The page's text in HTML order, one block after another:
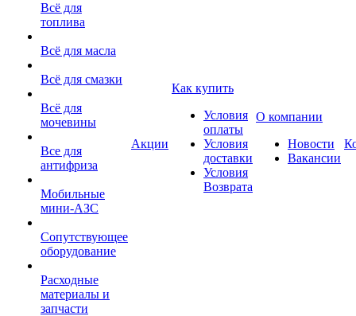
Всё для
топлива
Всё для масла
Всё для смазки
Всё для
мочевины
Все для
антифриза
Мобильные
мини-АЗС
Сопутствующее
оборудование
Расходные
материалы и
запчасти
Акции
Как купить
Условия
оплаты
Условия
доставки
Условия
Возврата
О компании
Новости
Вакансии